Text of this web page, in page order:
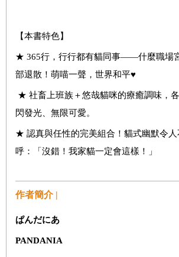
【本書特色】
★ 365行，行行都有貓同事——什麼職場
部退散！萌喵一聲，世界和平♥
★ 社畜上班族＋悠哉貓咪的療癒調味，
閃發光、無限可愛。
★ 認真與任性的完美組合！貓式幽默令人
呼：「沒錯！我家貓一定會這樣！」
作者簡介 |
ぱんだにあ
PANDANIA